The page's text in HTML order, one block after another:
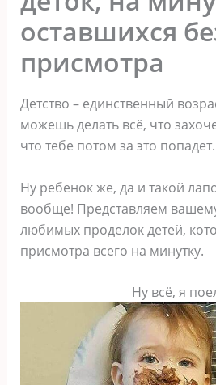
оставшихся
присмотра
Детство – единственный
можешь делать всё, что
что тебе потом за это
Ну ребенок же, да и такой
вообще! Представляем
любимых проделок детей,
присмотра всего на минутку.
Ну всё, я